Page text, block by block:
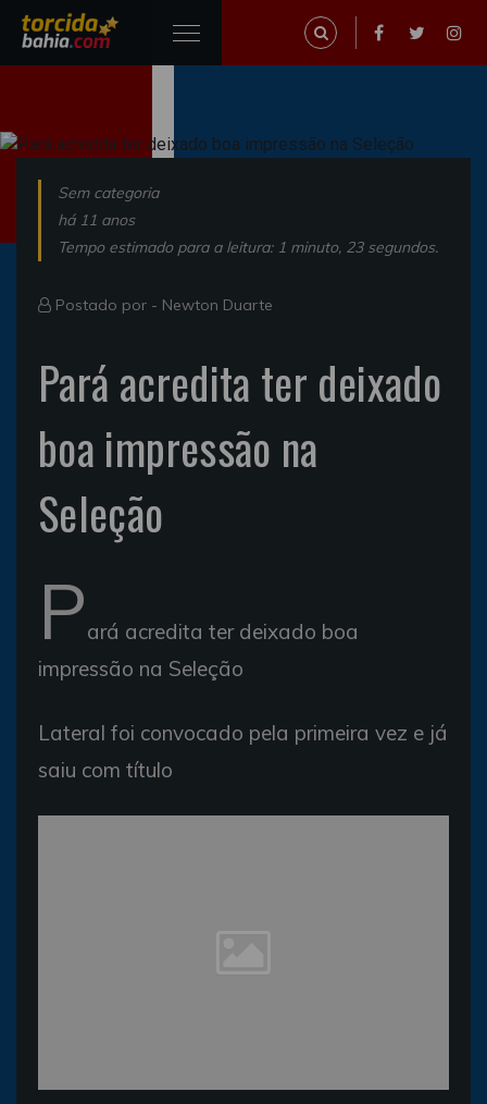
Sem categoria
há 11 anos
Tempo estimado para a leitura: 1 minuto, 23 segundos.
Postado por - Newton Duarte
Pará acredita ter deixado
boa impressão na
Seleção
Pará acredita ter deixado boa
impressão na Seleção
Lateral foi convocado pela primeira vez e já
saiu com título